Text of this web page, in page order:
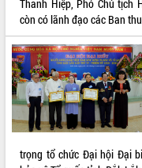
Lễ truy tặng danh hiệu “Bà Mẹ
Nam Anh hùng” và trao Huân
Lao động
UBND tỉnh Đắk Lắk triển khai
Kỳ họp thứ Hai, Hội đồng nhân
Thanh Hiệp, Phó Chủ tịch
còn có lãnh đạo các Ban
trọng tổ chức Đại hội Đại